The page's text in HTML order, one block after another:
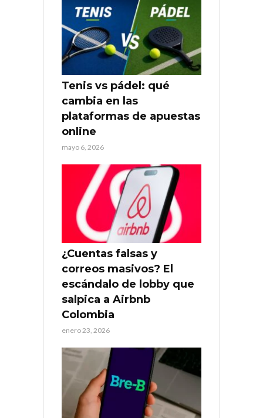
Tenis vs pádel: qué
cambia en las
plataformas de apuestas
online
mayo 6, 2026
¿Cuentas falsas y
correos masivos? El
escándalo de lobby que
salpica a Airbnb
Colombia
enero 23, 2026